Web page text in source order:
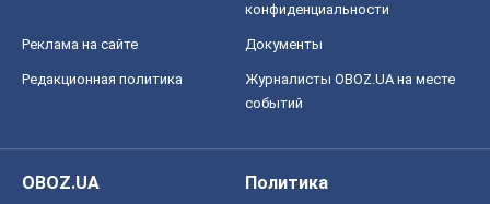
конфиденциальности
Реклама на сайте Документы
Редакционная политика
Журналисты OBOZ.UA на месте
событий
OBOZ.UA
Политика